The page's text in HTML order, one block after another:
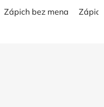
Zápich bez mena